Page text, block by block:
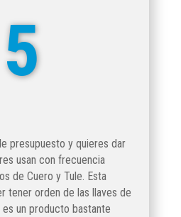
5
presupuesto y quieres dar
usan con frecuencia
de Cuero y Tule. Esta
tener orden de las llaves de
es un producto bastante